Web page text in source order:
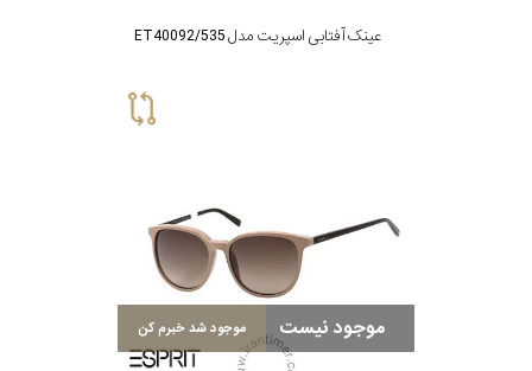
عینک آفتابی اسپریت مدل ET40092/535
موجود نیست موجود شد خبرم کن